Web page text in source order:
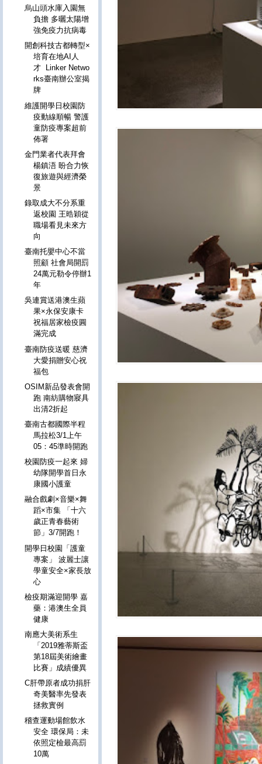
烏山頭水庫入園無
負擔 多曬太陽增
強免疫力抗病毒
開創科技古都轉型×
培育在地AI人
才 Linker Netwo
rks臺南辦公室揭
牌
維護開學日校園防
疫動線順暢 警護
童防疫專案超前
佈署
金門業者代表拜會
楊鎮浯 盼合力恢
復旅遊與經濟榮
景
錄取成大不分系重
返校園 王晧穎從
職場看見未來方
向
臺南托嬰中心不當
照顧 社會局開罰
24萬元勒令停辦1
年
吳連賞送港澳生蘋
果×永保安康卡
祝福居家檢疫圓
滿完成
臺南防疫送暖 慈濟
大愛捐贈安心祝
福包
OSIM新品發表會開
跑 南紡購物寢具
出清2折起
臺南古都國際半程
馬拉松3/1上午
05：45準時開跑
校園防疫一起來 婦
幼隊開學首日永
康國小護童
融合戲劇×音樂×舞
蹈×市集 「十六
歲正青春藝術
節」3/7開跑！
開學日校園「護童
專案」 波麗士讓
學童安全×家長放
心
檢疫期滿迎開學 嘉
藥：港澳生全員
健康
南應大美術系生
「2019雅蒂斯盃
第18屆美術繪畫
比賽」成績優異
C肝帶原者成功捐肝
奇美醫率先發表
拯救實例
稽查運動場館飲水
安全 環保局：未
依照定檢最高罰
10萬